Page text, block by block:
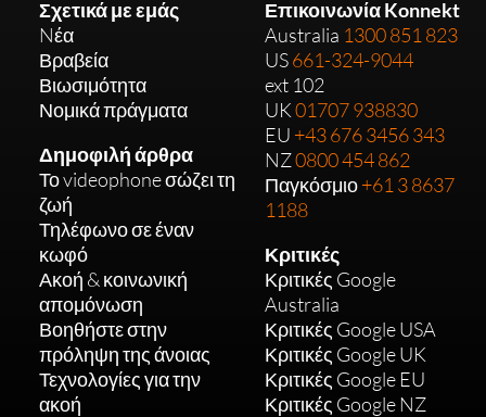
Σχετικά με εμάς
Nέα
Βραβεία
Βιωσιμότητα
Νομικά πράγματα
Δημοφιλή άρθρα
Το videophone σώζει τη
ζωή
Τηλέφωνο σε έναν
κωφό
Ακοή & κοινωνική
απομόνωση
Βοηθήστε στην
πρόληψη της άνοιας
Τεχνολογίες για την
ακοή
Επικοινωνία Konnekt
Australia 1300 851 823
US661-324-9044
ext 102
UK01707 938830
EU +43 676 3456 343
NZ0800 454 862
Παγκόσμιο+61 3 8637
1188
Κριτικές
Κριτικές Google
Australia
Κριτικές Google USA
Κριτικές Google UK
Κριτικές Google EU
Κριτικές Google NZ